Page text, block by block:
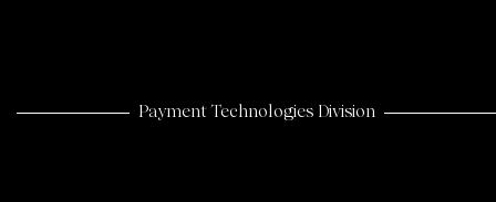
Payment Technologies Division